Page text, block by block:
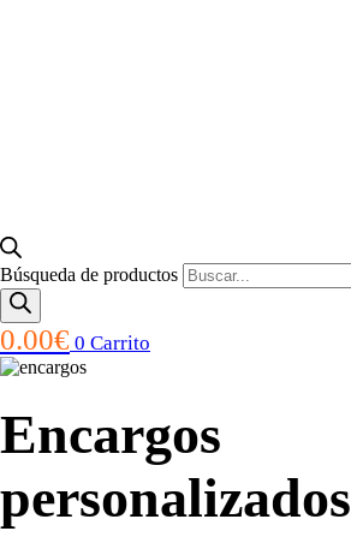
Búsqueda de productos
0.00€ 0 Carrito
Encargos
personalizados